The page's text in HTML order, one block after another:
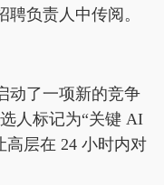
负责人中传阅。
动了一项新的竞争
人标记为“关键 AI
高层在 24 小时内对